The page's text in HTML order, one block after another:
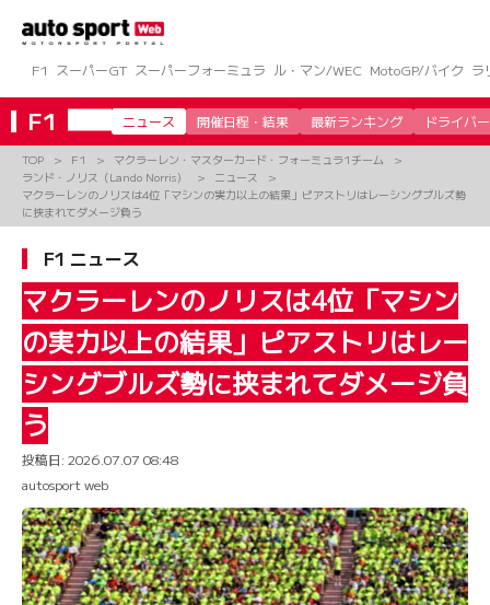
ツ
へ
ス
キ
F1 スーパーGT スーパーフォーミュラ ル・マン/WEC MotoGP/バイク ラ
F1 ニュース 開催日程・結果 最新ランキング ドライバー
TOP F1
マクラーレン・マスターカード・フォーミュラ1チーム
ランド・ノリス（Lando Norris）
ニュース
マクラーレンのノリスは4位「マシンの実力以上の結果」ピアストリはレーシングブルズ勢
に挟まれてダメージ負う
F1 ニュース
マクラーレンのノリスは4位「マシン
の実力以上の結果」ピアストリはレー
シングブルズ勢に挟まれてダメージ負
う
投稿日: 2026.07.07 08:48
autosport web